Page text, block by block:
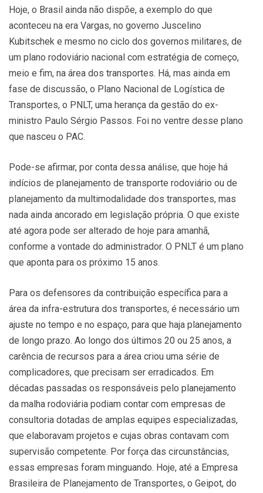
Hoje, o Brasil ainda não dispõe, a exemplo do que
aconteceu na era Vargas, no governo Juscelino
Kubitschek e mesmo no ciclo dos governos militares, de
um plano rodoviário nacional com estratégia de começo,
meio e fim, na área dos transportes. Há, mas ainda em
fase de discussão, o Plano Nacional de Logística de
Transportes, o PNLT, uma herança da gestão do ex-
ministro Paulo Sérgio Passos. Foi no ventre desse plano
que nasceu o PAC.
Pode-se afirmar, por conta dessa análise, que hoje há
indícios de planejamento de transporte rodoviário ou de
planejamento da multimodalidade dos transportes, mas
nada ainda ancorado em legislação própria. O que existe
até agora pode ser alterado de hoje para amanhã,
conforme a vontade do administrador. O PNLT é um plano
que aponta para os próximo 15 anos.
Para os defensores da contribuição específica para a
área da infra-estrutura dos transportes, é necessário um
ajuste no tempo e no espaço, para que haja planejamento
de longo prazo. Ao longo dos últimos 20 ou 25 anos, a
carência de recursos para a área criou uma série de
complicadores, que precisam ser erradicados. Em
décadas passadas os responsáveis pelo planejamento
da malha rodoviária podiam contar com empresas de
consultoria dotadas de amplas equipes especializadas,
que elaboravam projetos e cujas obras contavam com
supervisão competente. Por força das circunstâncias,
essas empresas foram minguando. Hoje, até a Empresa
Brasileira de Planejamento de Transportes, o Geipot, do